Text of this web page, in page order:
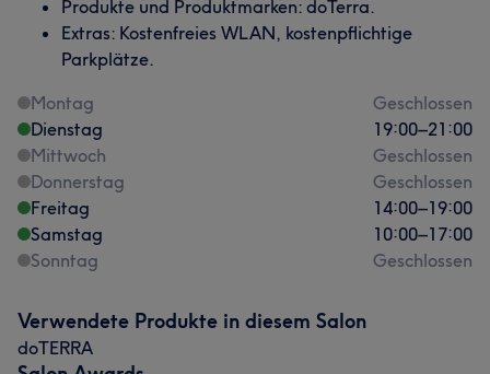
Produkte und Produktmarken: doTerra.
Extras: Kostenfreies WLAN, kostenpflichtige
Parkplätze.
Montag
Geschlossen
Dienstag
19:00–21:00
Mittwoch
Geschlossen
Donnerstag
Geschlossen
Freitag
14:00–19:00
Samstag
10:00–17:00
Sonntag
Geschlossen
Verwendete Produkte in diesem Salon
doTERRA